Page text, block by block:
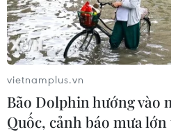
03/08/2026 06:34
Động đất Nhật Bản:
của 5 công dân Việt Nam từ
người trong cuộc
03/08/2026 03:25
vietnamplus.vn
Bão Dolphin hướng vào
Quốc, cảnh báo mưa